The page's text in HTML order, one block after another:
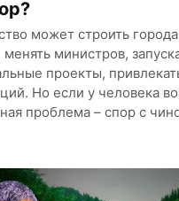
может строить
министров,
проекты,
Но если у человека
проблема – спор с